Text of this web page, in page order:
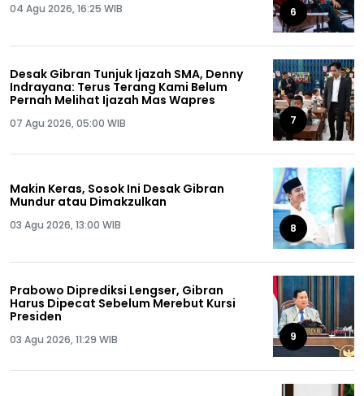
04 Agu 2026, 16:25 WIB 6
Desak Gibran Tunjuk Ijazah SMA, Denny
Indrayana: Terus Terang Kami Belum
Pernah Melihat Ijazah Mas Wapres
07 Agu 2026, 05:00 WIB 7
Makin Keras, Sosok Ini Desak Gibran
Mundur atau Dimakzulkan
03 Agu 2026, 13:00 WIB 8
Prabowo Diprediksi Lengser, Gibran
Harus Dipecat Sebelum Merebut Kursi
Presiden
03 Agu 2026, 11:29 WIB 9